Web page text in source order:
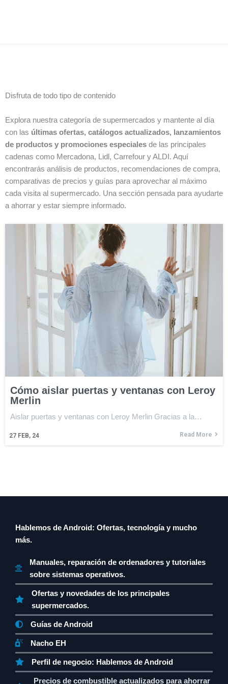
Disfruta de todo tipo de contenido
Explora nuestra categoría de supermercados y mantente al día
con las últimas ofertas, catálogos actualizados, lanzamientos
de productos y promociones especiales de las principales
cadenas como Mercadona, Lidl, Carrefour y ALDI. Aquí
encontrarás análisis de productos, recomendaciones de compra,
comparativas de precios y guías para aprovechar al máximo
cada visita al supermercado. Una sección pensada para ayudarte
a ahorrar y estar siempre informado.
Cómo aislar puertas y ventanas con Leroy
Merlin
27 FEB, 24
Aislar puertas y ventanas con Leroy Merlin Gracias a la…
Read More
Hablemos de Android: Ofertas, tecnología y mucho
más.
Manuales, reparación de ordenadores y tutoriales
sobre sistemas operativos.
Ofertas y novedades de los principales
supermercados.
Guías de Android
Nacho EH
Perfil de negocio: Hablemos de Android
Precios de combustible actualizados para ahorrar